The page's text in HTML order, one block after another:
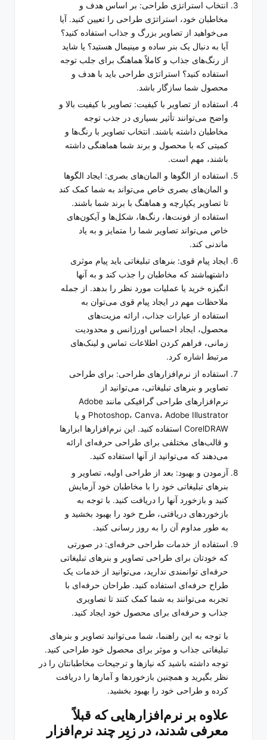
انتخاب استراتژی طراحی: بر اساس هدف و
مخاطبان خود، استراتژی طراحی را تعیین کنید. آیا
می‌خواهید از تصاویر بزرگ و جذاب استفاده کنید؟
آیا به دنبال یک بنر ساده و مینیمال هستید؟ یا شاید
از رنگ‌های جذاب و کاملاً هماهنگ برای جلب توجه
استفاده کنید؟ استراتژی طراحی باید با هدف و
محصول شما سازگار باشد.
استفاده از تصاویر با کیفیت: تصاویر با کیفیت بالا و
واضح می‌توانند تأثیر بسیاری در جذب توجه
مخاطبان داشته باشند. انتخاب تصاویر با رنگ‌ها و
کمیتی که با محصول و برند شما هماهنگی داشته
باشند، مهم است.
استفاده از الگوها و المان‌های بصری: ایجاد الگوها
و المان‌های بصری خاص می‌تواند به شما کمک کند
تا تصاویر یکپارچه و هماهنگ با برند شما باشند.
استفاده از فونت‌ها، رنگ‌ها، شکل‌ها و آیکون‌های
خاص می‌تواند تصاویر شما را متمایز و به یاد
ماندنی کند.
ایجاد پیام قوی: بنرهای تبلیغاتی باید پیام موثری
داشتهباشند که مخاطبان را جذب کند و به آنها
انگیزه خرید یا عملیات مورد نظر را بدهد. از جمله
ملاحظات مهم در ایجاد پیام قوی می‌توان به
استفاده از عبارات جذاب، ارائه مزیت‌های
محصول، ایجاد احساس اورژانس و محدودیت
زمانی، فراهم کردن اطلاعات تماس و لینک‌های
مرتبط اشاره کرد.
استفاده از نرم‌افزارهای طراحی: برای طراحی
تصاویر و بنرهای تبلیغاتی، می‌توانید از
نرم‌افزارهای طراحی گرافیکی مانند Adobe
Photoshop، Canva، Adobe Illustrator و یا
CorelDRAW استفاده کنید. این نرم‌افزارها ابزارها
و قالب‌های مختلفی برای طراحی حرفه‌ای ارائه
می‌دهند که می‌توانید از آنها استفاده کنید.
آزمودن و بهبود: بعد از طراحی اولیه، تصاویر و
بنرهای تبلیغاتی خود را با مخاطبان خود آزمایش
کنید و بازخورد آنها را دریافت کنید. با توجه به
بازخوردهای دریافتی، طرح خود را بهبود بخشید و
به طور مداوم آن را به روز رسانی کنید.
استفاده از خدمات طراحی حرفه‌ای: در صورتی
که خودتان برای طراحی تصاویر و بنرهای تبلیغاتی
حرفه‌ای توانمندی ندارید، می‌توانید از خدمات یک
طراح حرفه‌ای استفاده کنید. طراحان حرفه‌ای با
تجربه می‌توانند به شما کمک کنند تا تصاویری
جذاب و حرفه‌ای برای محصول خود ایجاد کنید.
با توجه به این راهنما، شما می‌توانید تصاویر و بنرهای
تبلیغاتی جذاب و موثر برای محصول خود طراحی کنید.
توجه داشته باشید که نیازها و ترجیحات مخاطبانتان را در
نظر بگیرید و همچنین بازخوردها و آمارها را دریافت
کرده و طراحی خود را بهبود بخشید.
علاوه بر نرم‌افزارهایی که قبلاً
معرفی شدند، در زیر چند نرم‌افزار